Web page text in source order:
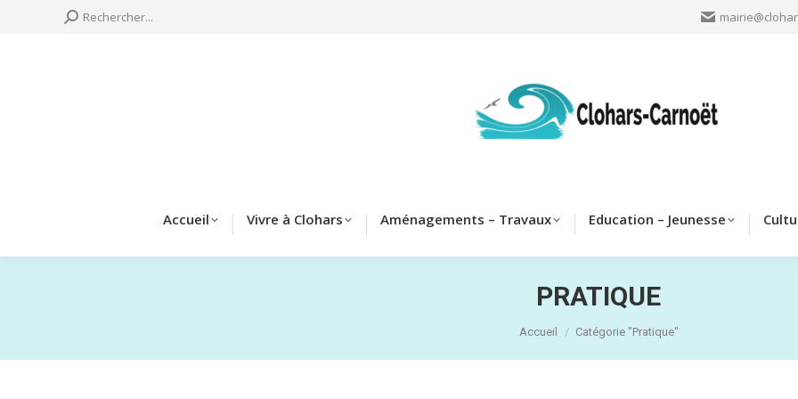
Search:
Rechercher...
Accueil Vivre à Clohars Aménagements – Travaux Education – Jeunesse
PRATIQUE
Vous êtes ici :
Accueil Catégorie "Pratique"
Education –